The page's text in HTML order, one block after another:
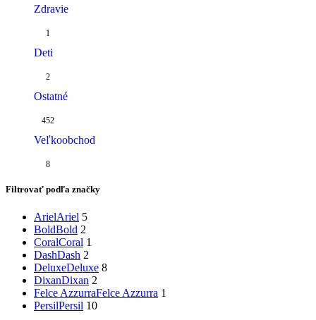
Zdravie
1
Deti
2
Ostatné
452
Veľkoobchod
8
Filtrovať podľa značky
ArielAriel 5
BoldBold 2
CoralCoral 1
DashDash 2
DeluxeDeluxe 8
DixanDixan 2
Felce AzzurraFelce Azzurra 1
PersilPersil 10